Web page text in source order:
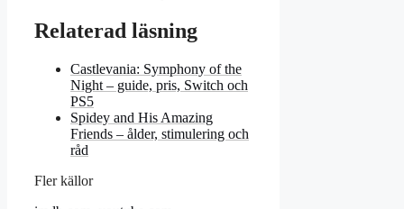
Relaterad läsning
Castlevania: Symphony of the
Night – guide, pris, Switch och
PS5
Spidey and His Amazing
Friends – ålder, stimulering och
råd
Fler källor